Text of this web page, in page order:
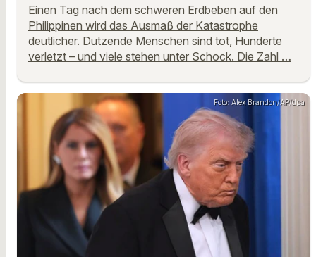
Einen Tag nach dem schweren Erdbeben auf den
Philippinen wird das Ausmaß der Katastrophe
deutlicher. Dutzende Menschen sind tot, Hunderte
verletzt – und viele stehen unter Schock. Die Zahl …
Foto: Alex Brandon/AP/dpa